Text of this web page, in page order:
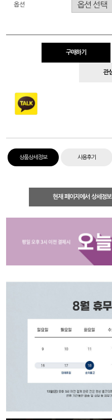
옵션
구매하기
관
상품상세정보 사용후기
현재 페이지에서 상세정